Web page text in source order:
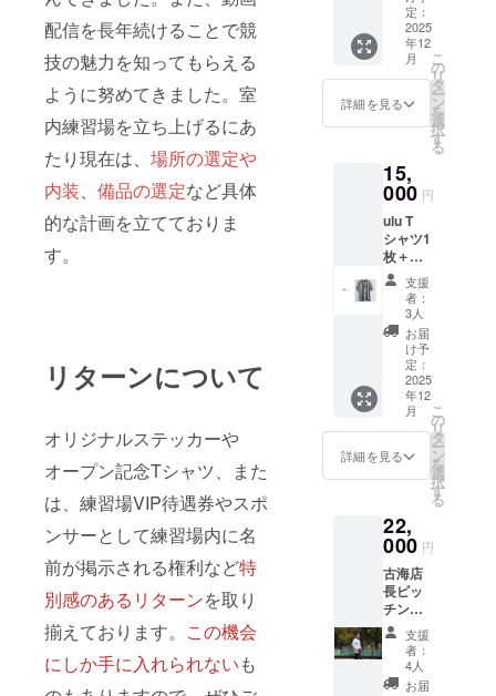
配信を長年続けることで競
技の魅力を知ってもらえる
ように努めてきました。室
内練習場を立ち上げるにあ
たり現在は、 場所の選定や
内装、 備品の選定など具体
的な計画を立てておりま
す。
リターンについて
オリジナルステッカーや
オープン記念Tシャツ、また
は、練習場VIP待遇券やスポ
ンサーとして練習場内に名
前が掲示される権利など特
別感のあるリターンを取り
揃えております。 この機会
にしか手に入れられないも
場代
込） ※
日時要
相談 ※
有効期
限1年、
1回限り
※会場は
の練習
です。
※交通費
は支援
者様で
ご負担
くださ
い。
定：
2025
年12
月
詳細を見る
こ
の
リ
タ
ー
ン
を
選
択
す
る
15,
000 円
ulu T
シャツ1
枚＋ス
テッ
カー2枚
（50m
m×50m
m） カ
ラーと
サイズ
を選択
してく
ださい
支援
者：
3人
お届
け予
定：
2025
年12
月
詳細を見る
こ
の
リ
タ
ー
ン
を
選
択
す
る
22,
000 円
古海店
長ピッ
チング
レッス
ン90分
（練習
場代
支援
者：
4人
お届